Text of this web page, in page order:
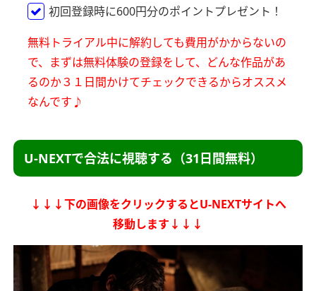
初回登録時に600円分のポイントプレゼント！
無料トライアル中に解約しても費用がかからないの
で、
まずは無料体験の登録をして、どんな作品があ
るのか３１日間かけてチェックできるからオススメ
なんです♪
U-NEXTで合法に視聴する（31日間無料）
↓↓↓下の画像をクリックするとU-NEXTサイトへ
移動します↓↓↓